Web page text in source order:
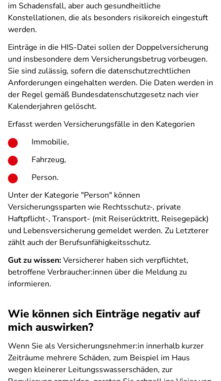
im Schadensfall, aber auch gesundheitliche
Konstellationen, die als besonders risikoreich eingestuft
werden.
Einträge in die HIS-Datei sollen der Doppelversicherung
und insbesondere dem Versicherungsbetrug vorbeugen.
Sie sind zulässig, sofern die datenschutzrechtlichen
Anforderungen eingehalten werden. Die Daten werden in
der Regel gemäß Bundesdatenschutzgesetz nach vier
Kalenderjahren gelöscht.
Erfasst werden Versicherungsfälle in den Kategorien
Immobilie,
Fahrzeug,
Person.
Unter der Kategorie "Person" können
Versicherungssparten wie Rechtsschutz-, private
Haftpflicht-, Transport- (mit Reiserücktritt, Reisegepäck)
und Lebensversicherung gemeldet werden. Zu Letzterer
zählt auch der Berufsunfähigkeitsschutz.
Gut zu wissen:Versicherer haben sich verpflichtet,
betroffene Verbraucher:innen über die Meldung zu
informieren.
Wie können sich Einträge negativ auf
mich auswirken?
Wenn Sie als Versicherungsnehmer:in innerhalb kurzer
Zeiträume mehrere Schäden, zum Beispiel im Haus
wegen kleinerer Leitungsswasserschäden, zur